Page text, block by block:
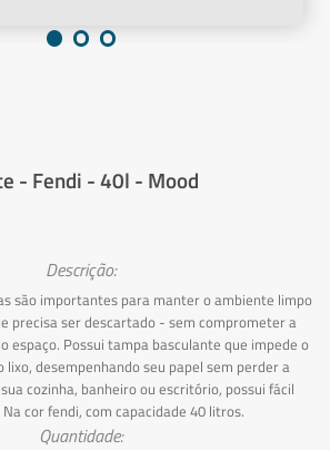
- Fendi - 40l - Mood
Descrição:
são importantes para manter o ambiente limpo
precisa ser descartado - sem comprometer a
espaço. Possui tampa basculante que impede o
desempenhando seu papel sem perder a
cozinha, banheiro ou escritório, possui fácil
cor fendi, com capacidade 40 litros.
Quantidade: